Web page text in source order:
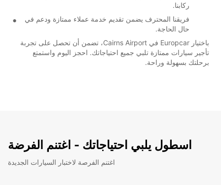
ركابنا.
فريقنا المحترف يضمن تقديم خدمة عملاء ممتازة ودعم في
حال الحاجة.
باختيار Europcar في Cairns Airport، تضمن أن تحصل على تجربة
تأجير سيارات ممتازة تلبي جميع احتياجاتك. احجز اليوم واستمتع
برحلتك بسهولة وراحة.
اسطول يلبي احتياجاتك - اغتنم الفرضة
اغتنم الفرصة لاختبار السيارات الجديدة